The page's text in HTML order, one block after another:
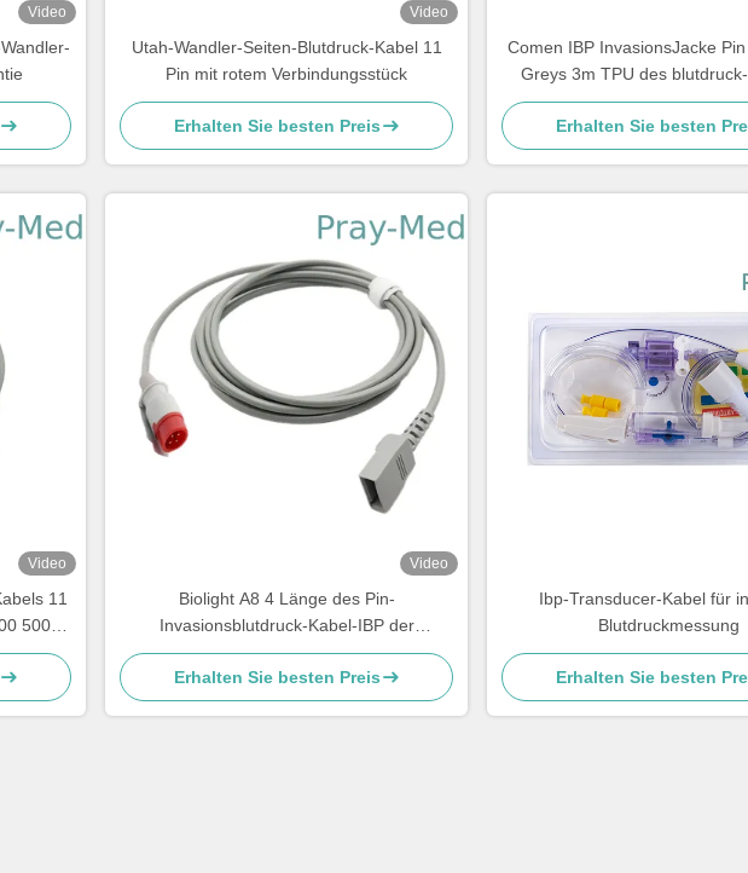
Video Video
Utah-Wandler-Seiten-Blutdruck-Kabel 11
Pin mit rotem Verbindungsstück
Erhalten Sie besten Preis
Comen IBP InvasionsJacke
Greys 3m TPU des
Erhalten Sie besten
Video
11
5000
Video
Biolight A8 4 Länge des Pin-
Invasionsblutdruck-Kabel-IBP der
Erweiterungs-2.7m
Erhalten Sie besten Preis
Ibp-Transducer-Kabel für
Blutdruckmessung
Erhalten Sie besten